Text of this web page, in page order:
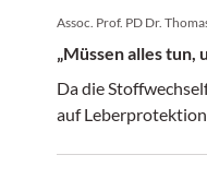
Assoc. Prof. PD Dr.
„Müssen alles tun,
Da die
auf